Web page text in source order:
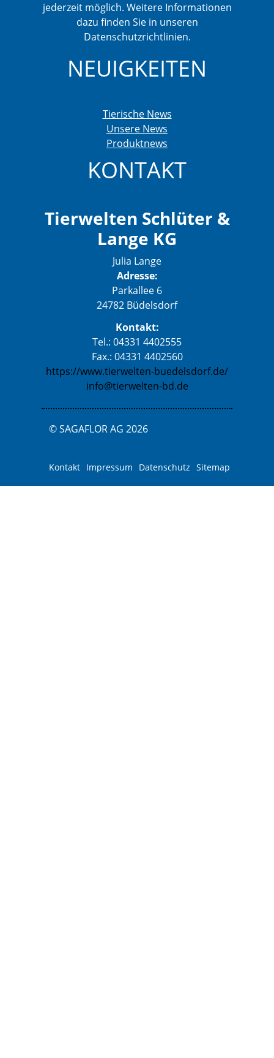
jederzeit möglich. Weitere Informationen
dazu finden Sie in unseren
Datenschutzrichtlinien.
NEUIGKEITEN
Tierische News
Unsere News
Produktnews
KONTAKT
Tierwelten Schlüter &
Lange KG
Julia Lange
Adresse:
Parkallee 6
24782 Büdelsdorf
Kontakt:
Tel.: 04331 4402555
Fax.: 04331 4402560
https://www.tierwelten-buedelsdorf.de/
info@tierwelten-bd.de
© SAGAFLOR AG 2026
Kontakt Impressum Datenschutz Sitemap